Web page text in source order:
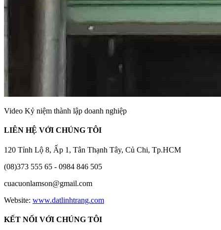
Video Kỷ niệm thành lập doanh nghiệp
LIÊN HỆ VỚI CHÚNG TÔI
120 Tỉnh Lộ 8, Ấp 1, Tân Thạnh Tây, Củ Chi, Tp.HCM
(08)373 555 65 - 0984 846 505
cuacuonlamson@gmail.com
Website: www.datlinhtrang.com
KẾT NỐI VỚI CHÚNG TÔI